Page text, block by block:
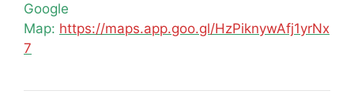
Google
Map: https://maps.app.goo.gl/HzPiknywAfj1yrNx
7